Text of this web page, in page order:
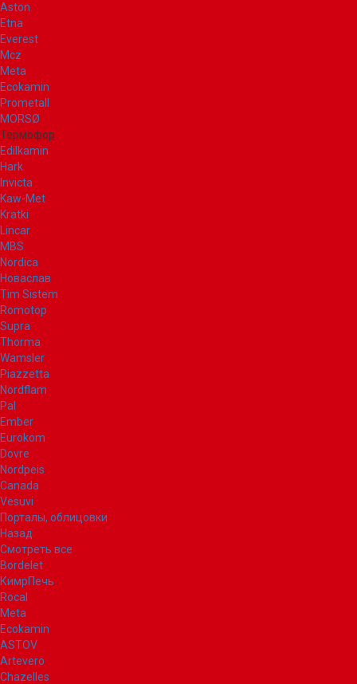
Aston
Etna
Everest
Mcz
Meta
Ecokamin
Prometall
MORSØ
Термофор
Edilkamin
Hark
Invicta
Kaw-Met
Kratki
Lincar
MBS
Nordica
Новаслав
Tim Sistem
Romotop
Supra
Thorma
Wamsler
Piazzetta
Nordflam
Pal
Ember
Eurokom
Dovre
Nordpeis
Canada
Vesuvi
Порталы, облицовки
Назад
Смотреть все
Bordelet
КимрПечь
Rocal
Meta
Ecokamin
ASTOV
Artevero
Chazelles